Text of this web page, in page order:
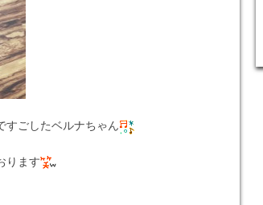
すごしたベルナちゃん
ります